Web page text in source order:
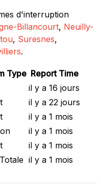
d'interruption
Billancourt, Neuilly-
, Suresnes,
.
Type Report Time
il y a 16 jours
il y a 22 jours
il y a 1 mois
il y a 1 mois
il y a 1 mois
il y a 1 mois